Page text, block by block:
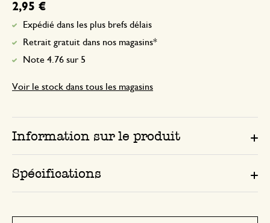
2,95 €
Expédié dans les plus brefs délais
Retrait gratuit dans nos magasins*
Note 4.76 sur 5
Voir le stock dans tous les magasins
Information sur le produit
Spécifications